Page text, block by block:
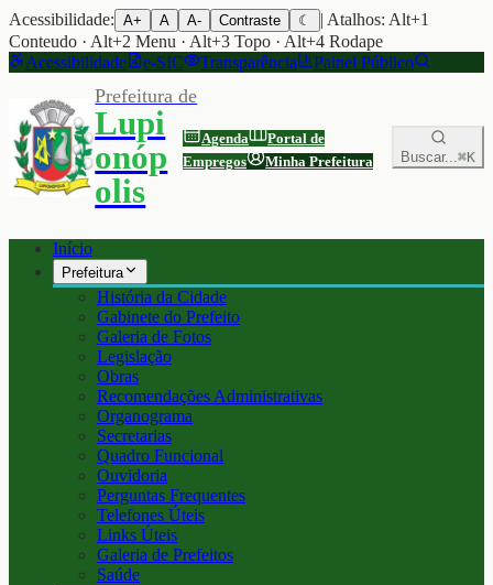
Acessibilidade: A+ A A- Contraste ☾
| Atalhos: Alt+1
Conteudo · Alt+2 Menu · Alt+3 Topo · Alt+4 Rodape
Acessibilidade
e-SIC Transparência Painel Público
Prefeitura de
Lupi
onóp
olis
Agenda
Portal de
Empregos
Minha Prefeitura Buscar...⌘K
Início
Prefeitura
História da Cidade
Gabinete do Prefeito
Galeria de Fotos
Legislação
Obras
Recomendações Administrativas
Organograma
Secretarias
Quadro Funcional
Ouvidoria
Perguntas Frequentes
Telefones Úteis
Links Úteis
Galeria de Prefeitos
Saúde